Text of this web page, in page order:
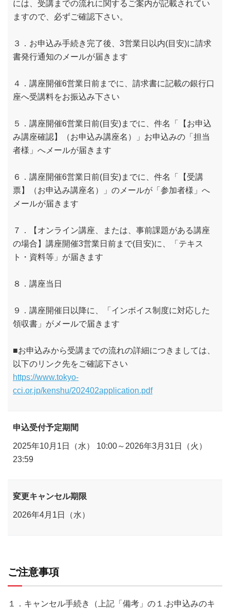
には、受講までの流れに関するご案内が記載されてい
ますので、必ずご確認下さい。
３．お申込み手続き完了後、3営業日以内(目安)に請求
書発行通知のメールが届きます
４．講座開催6営業日前までに、請求書に記載の銀行口
座へ受講料をお振込み下さい
５．講座開催6営業日前(目安)までに、件名「【お申込
み講座確認】（お申込み講座名）」お申込みの「担当
者様」へメールが届きます
６．講座開催6営業日前(目安)までに、件名「【受講
票】（お申込み講座名）」のメールが「参加者様」へ
メールが届きます
７．【オンライン講座、または、事前課題がある講座
の場合】講座開催3営業日前まで(目安)に、「テキス
ト・資料等」が届きます
８．講座当日
９．講座開催日以降に、「インボイス制度に対応した
領収書」がメールで届きます
■お申込みから受講までの流れの詳細につきましては、
以下のリンク先をご確認下さい
https://www.tokyo-
cci.or.jp/kenshu/202402application.pdf
申込受付予定期間
2025年10月1日（水） 10:00～2026年3月31日（火）
23:59
変更キャンセル期限
2026年4月1日（水）
ご注意事項
１．キャンセル手続き（上記「備考」の１.お申込みのキ